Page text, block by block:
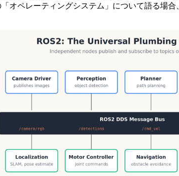
オペレーティングシステム」について語る場